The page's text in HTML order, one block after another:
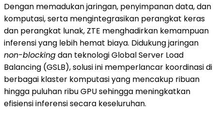
Dengan memadukan jaringan, penyimpanan data, dan
komputasi, serta mengintegrasikan perangkat keras
dan perangkat lunak, ZTE menghadirkan kemampuan
inferensi yang lebih hemat biaya. Didukung jaringan
non-blockingdan teknologi Global Server Load
Balancing (GSLB), solusi ini memperlancar koordinasi di
berbagai klaster komputasi yang mencakup ribuan
hingga puluhan ribu GPU sehingga meningkatkan
efisiensi inferensi secara keseluruhan.